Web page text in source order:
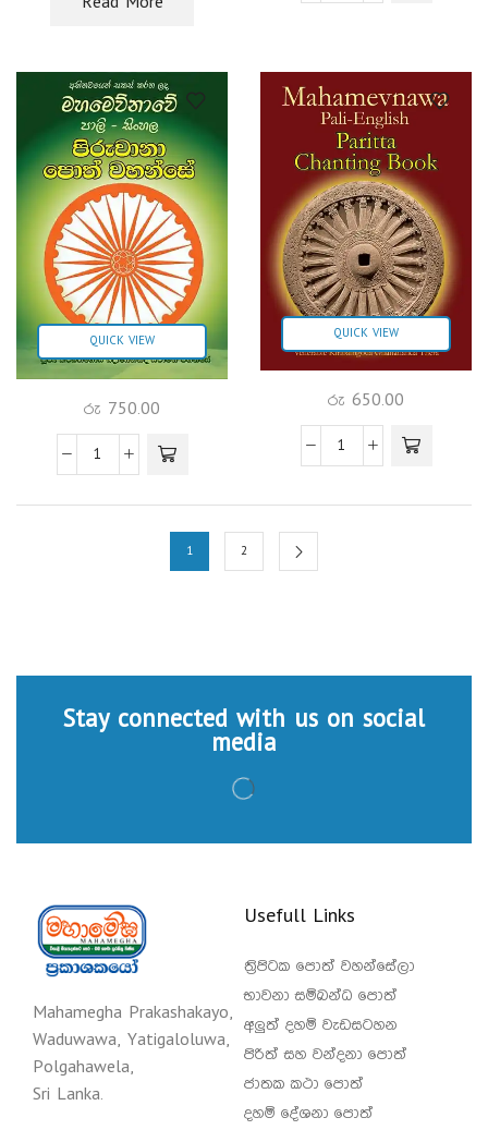
QUICK VIEW
රු 750.00
QUICK VIEW
රු 650.00
1 2
Stay connected with us on social
media
Mahamegha Prakashakayo,
Waduwawa, Yatigaloluwa,
Polgahawela,
Sri Lanka.
Usefull Links
ත්‍රිපිටක පොත් වහන්සේලා
භාවනා සම්බන්ධ පොත්
අලුත් දහම් වැඩසටහන
පිරිත් සහ වන්දනා පොත්
ජාතක කථා පොත්
දහම් දේශනා පොත්